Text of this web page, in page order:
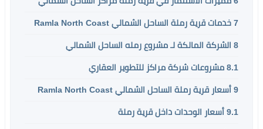
7 خدمات قرية رملة الساحل الشمالي Ramla North Coast
8 الشركة المالكة لـ مشروع رمله الساحل الشمالي
8.1 مشروعات شركة مراكز للتطوير العقاري
9 أسعار قرية رملة الساحل الشمالي Ramla North Coast
9.1 أسعار الوحدات داخل قرية رملة